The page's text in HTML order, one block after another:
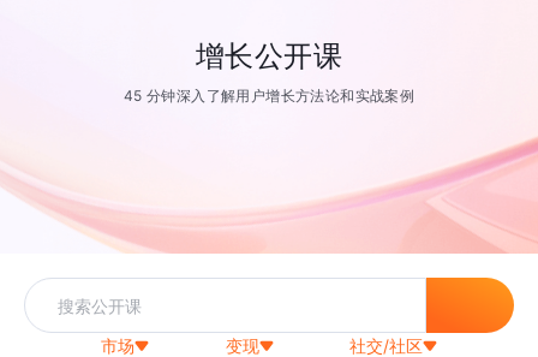
增长公开课
45 分钟深入了解用户增长方法论和实战案例
市场 变现 社交/社区